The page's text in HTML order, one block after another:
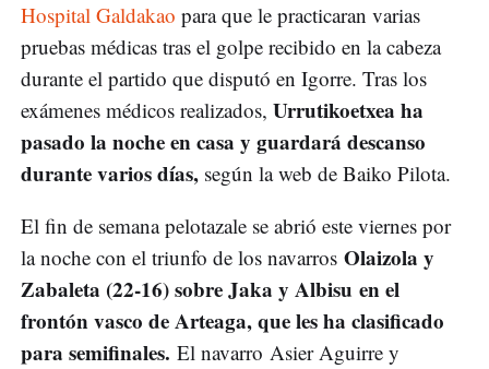
Hospital Galdakao para que le practicaran varias
pruebas médicas tras el golpe recibido en la cabeza
durante el partido que disputó en Igorre. Tras los
exámenes médicos realizados, Urrutikoetxea ha
pasado la noche en casa y guardará descanso
durante varios días, según la web de Baiko Pilota.
El fin de semana pelotazale se abrió este viernes por
la noche con el triunfo de los navarros Olaizola y
Zabaleta (22-16) sobre Jaka y Albisu en el
frontón vasco de Arteaga, que les ha clasificado
para semifinales. El navarro Asier Aguirre y